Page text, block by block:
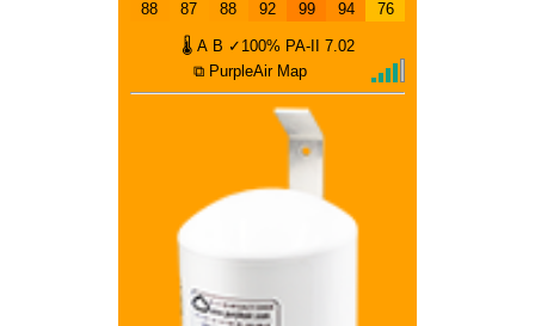
88
87
88
92
99
94
76
🌡 A B ✓100% PA-II
7.02
⧉ PurpleAir Map